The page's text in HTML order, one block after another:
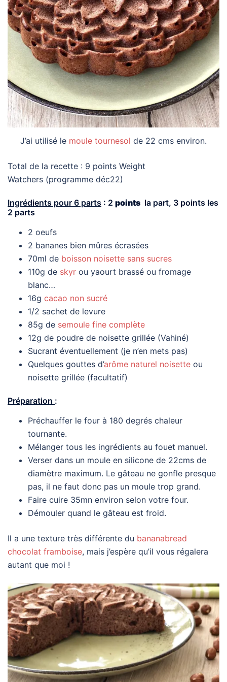
J’ai utilisé le moule tournesol de 22 cms environ.
Total de la recette : 9 points Weight
Watchers (programme déc22)
Ingrédients pour 6 parts : 2 points la part, 3 points les
2 parts
2 oeufs
2 bananes bien mûres écrasées
70ml de boisson noisette sans sucres
110g de skyr ou yaourt brassé ou fromage
blanc…
16g cacao non sucré
1/2 sachet de levure
85g de semoule fine complète
12g de poudre de noisette grillée (Vahiné)
Sucrant éventuellement (je n’en mets pas)
Quelques gouttes d’arôme naturel noisette ou
noisette grillée (facultatif)
Préparation :
Préchauffer le four à 180 degrés chaleur
tournante.
Mélanger tous les ingrédients au fouet manuel.
Verser dans un moule en silicone de 22cms de
diamètre maximum. Le gâteau ne gonfle presque
pas, il ne faut donc pas un moule trop grand.
Faire cuire 35mn environ selon votre four.
Démouler quand le gâteau est froid.
Il a une texture très différente du bananabread
chocolat framboise, mais j’espère qu’il vous régalera
autant que moi !